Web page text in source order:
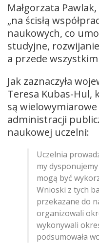
Małgorzata
„na ścisłą
naukowych, co
studyjne,
a przede wszystkim
Jak zaznaczyła
Teresa Kubas-Hul,
są
administracji
naukowej uczelni:
Uczelnia
my
mogą być
Wnioski z tych
przekazane do
organizowali
wykonywali
podsumowała